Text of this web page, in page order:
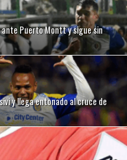
Puerto Montt y sigue sin
y llega entonado al cruce de